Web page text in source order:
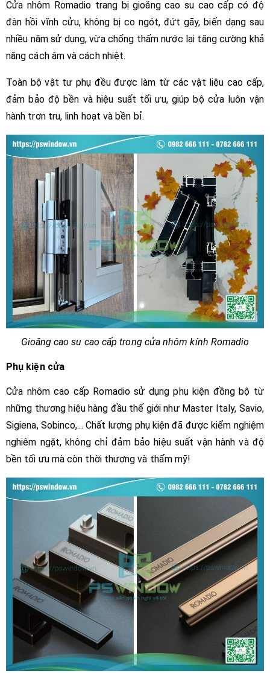
Cửa nhôm Romadio trang bị gioăng cao su cao cấp có độ
đàn hồi vĩnh cửu, không bị co ngót, đứt gãy, biến dạng sau
nhiều năm sử dụng, vừa chống thấm nước lại tăng cường khả
năng cách âm và cách nhiệt.
Toàn bộ vật tư phụ đều được làm từ các vật liệu cao cấp,
đảm bảo độ bền và hiệu suất tối ưu, giúp bộ cửa luôn vận
hành trơn tru, linh hoạt và bền bỉ.
Gioăng cao su cao cấp trong cửa nhôm kính Romadio
Phụ kiện cửa
Cửa nhôm cao cấp Romadio sử dụng phụ kiện đồng bộ từ
những thương hiệu hàng đầu thế giới như Master Italy, Savio,
Sigiena, Sobinco,... Chất lượng phụ kiện đã được kiểm nghiệm
nghiêm ngặt, không chỉ đảm bảo hiệu suất vận hành và độ
bền tối ưu mà còn thời thượng và thẩm mỹ!